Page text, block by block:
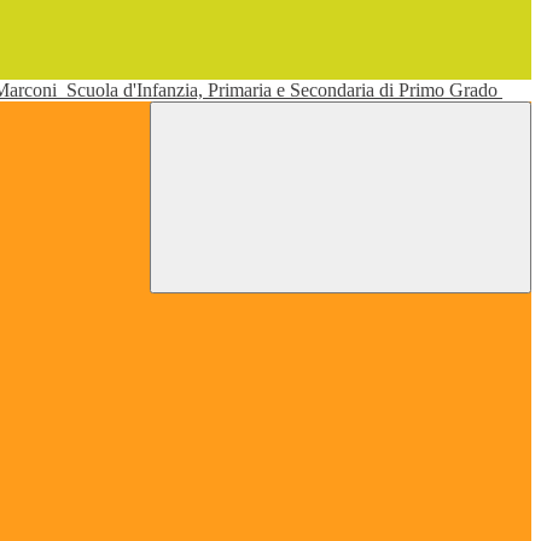
Scuola d'Infanzia, Primaria e Secondaria di Primo Grado